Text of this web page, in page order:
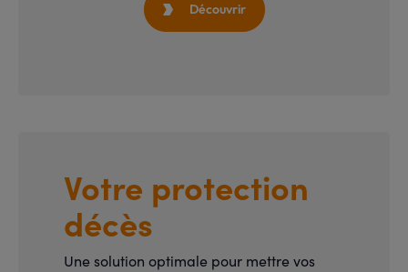
 Découvrir
Votre protection
décès
Une solution optimale pour mettre vos